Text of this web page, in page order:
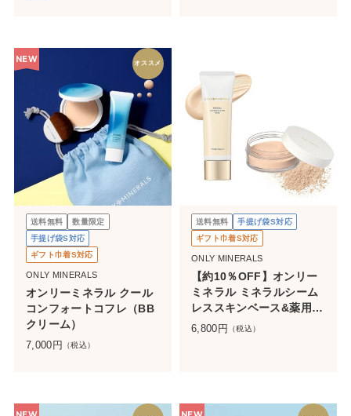
NEW オススメ
送料無料
数量限定
手提げ袋S対応
ギフト巾着S対応
ONLY MINERALS
オンリーミネラル クール
コンフォートコフレ（BB
クリーム）
7,000 円 （税込）
送料無料
手提げ袋S対応
ギフト巾着S対応
ONLY MINERALS
【約10％OFF】オンリー
ミネラル ミネラルシーム
レススキンベース&薬用レ
スキューフェイスパウダ
6,800 円 （税込）